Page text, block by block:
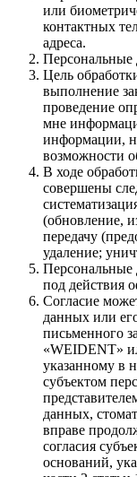
или
контактных
адреса.
Персональные
Цель
выполнение
проведение
мне
информации,
возможности
В ходе
совершены
(обновление,
передачу
удаление;
Персональные
под действия
Согласие
данных или
письменного
«WEIDENT»
указанному в
субъектом
данных,
вправе
согласия
оснований,